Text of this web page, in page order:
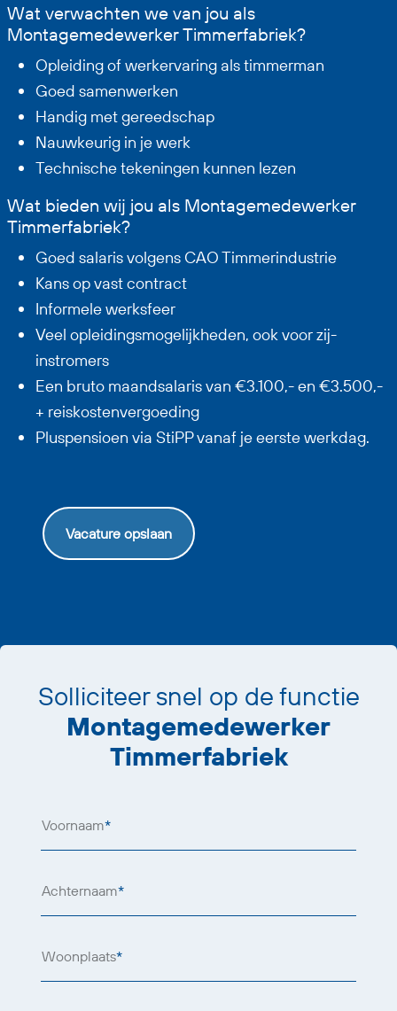
Wat verwachten we van jou als
Montagemedewerker Timmerfabriek?
Opleiding of werkervaring als timmerman
Goed samenwerken
Handig met gereedschap
Nauwkeurig in je werk
Technische tekeningen kunnen lezen
Wat bieden wij jou als Montagemedewerker
Timmerfabriek?
Goed salaris volgens CAO Timmerindustrie
Kans op vast contract
Informele werksfeer
Veel opleidingsmogelijkheden, ook voor zij-
instromers
Een bruto maandsalaris van €3.100,- en €3.500,-
+ reiskostenvergoeding
Pluspensioen via StiPP vanaf je eerste werkdag.
Vacature opslaan
Solliciteer snel op de functie
Montagemedewerker
Timmerfabriek
Voornaam*
Achternaam*
Woonplaats*